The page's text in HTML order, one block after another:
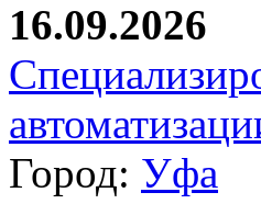
16.09.2026
Город: Уфа